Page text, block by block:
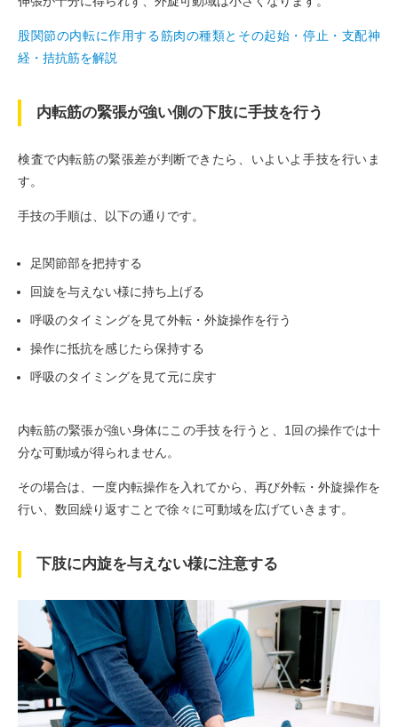
股関節の内転に作用する筋肉の種類とその起始・停止・支配神
経・拮抗筋を解説
内転筋の緊張が強い側の下肢に手技を行う
検査で内転筋の緊張差が判断できたら、いよいよ手技を行いま
す。
手技の手順は、以下の通りです。
足関節部を把持する
回旋を与えない様に持ち上げる
呼吸のタイミングを見て外転・外旋操作を行う
操作に抵抗を感じたら保持する
呼吸のタイミングを見て元に戻す
内転筋の緊張が強い身体にこの手技を行うと、1回の操作では十
分な可動域が得られません。
その場合は、一度内転操作を入れてから、再び外転・外旋操作を
行い、数回繰り返すことで徐々に可動域を広げていきます。
下肢に内旋を与えない様に注意する